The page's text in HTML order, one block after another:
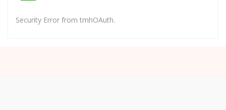
Security Error from tmhOAuth.